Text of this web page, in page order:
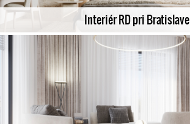
Interiér RD pri Bratislave